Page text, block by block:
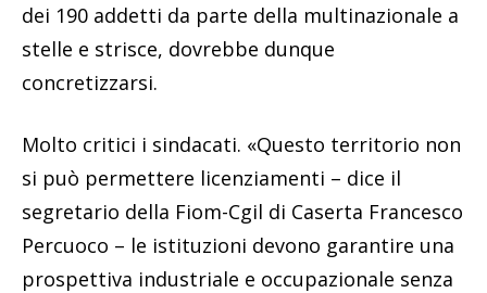
dei 190 addetti da parte della multinazionale a
stelle e strisce, dovrebbe dunque
concretizzarsi.
Molto critici i sindacati. «Questo territorio non
si può permettere licenziamenti – dice il
segretario della Fiom-Cgil di Caserta Francesco
Percuoco – le istituzioni devono garantire una
prospettiva industriale e occupazionale senza